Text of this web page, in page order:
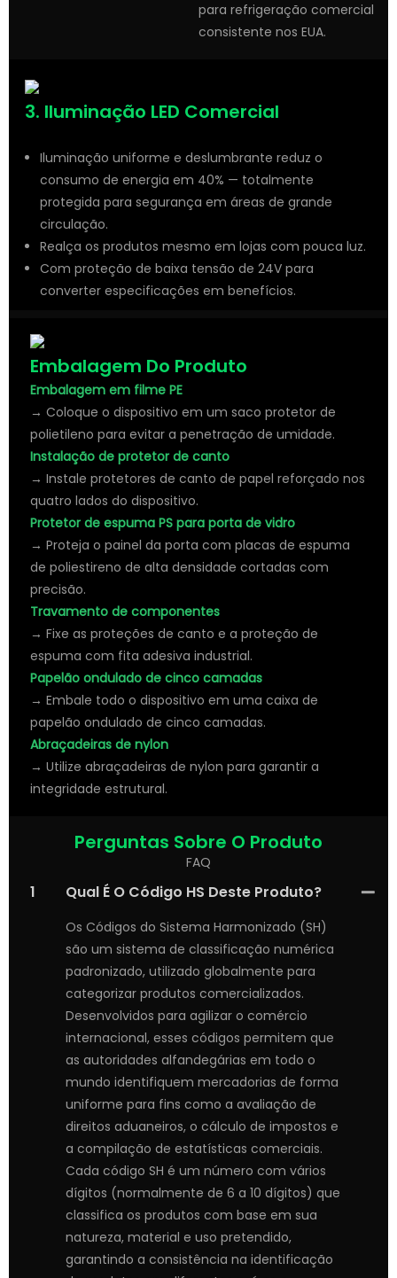
para refrigeração comercial
consistente nos EUA.
3. Iluminação LED Comercial
Iluminação uniforme e deslumbrante reduz o
consumo de energia em 40% — totalmente
protegida para segurança em áreas de grande
circulação.
Realça os produtos mesmo em lojas com pouca luz.
Com proteção de baixa tensão de 24V para
converter especificações em benefícios.
Embalagem Do Produto
Embalagem em filme PE
→ Coloque o dispositivo em um saco protetor de
polietileno para evitar a penetração de umidade.
Instalação de protetor de canto
→ Instale protetores de canto de papel reforçado nos
quatro lados do dispositivo.
Protetor de espuma PS para porta de vidro
→ Proteja o painel da porta com placas de espuma
de poliestireno de alta densidade cortadas com
precisão.
Travamento de componentes
→ Fixe as proteções de canto e a proteção de
espuma com fita adesiva industrial.
Papelão ondulado de cinco camadas
→ Embale todo o dispositivo em uma caixa de
papelão ondulado de cinco camadas.
Abraçadeiras de nylon
→ Utilize abraçadeiras de nylon para garantir a
integridade estrutural.
Perguntas Sobre O Produto
FAQ
1 Qual É O Código HS Deste Produto?
Os Códigos do Sistema Harmonizado (SH)
são um sistema de classificação numérica
padronizado, utilizado globalmente para
categorizar produtos comercializados.
Desenvolvidos para agilizar o comércio
internacional, esses códigos permitem que
as autoridades alfandegárias em todo o
mundo identifiquem mercadorias de forma
uniforme para fins como a avaliação de
direitos aduaneiros, o cálculo de impostos e
a compilação de estatísticas comerciais.
Cada código SH é um número com vários
dígitos (normalmente de 6 a 10 dígitos) que
classifica os produtos com base em sua
natureza, material e uso pretendido,
garantindo a consistência na identificação